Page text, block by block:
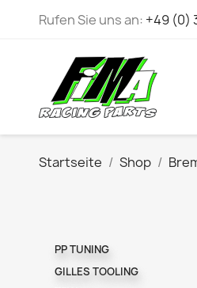
Rufen Sie uns an: +49 (0)
Startseite Shop
PP TUNING
GILLES TOOLING